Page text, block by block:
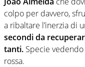
colpo per davvero,
a ribaltare l’inerzia di
secondi da
tanti. Specie
rossa.